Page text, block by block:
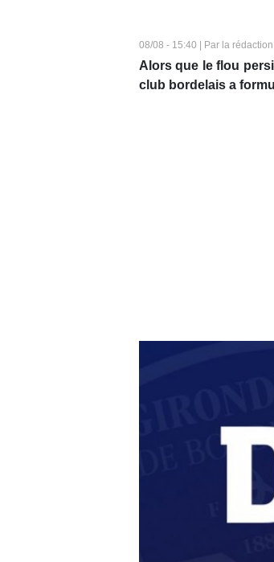
08/08 - 15:40 | Par la
Alors que le flou
club bordelais a